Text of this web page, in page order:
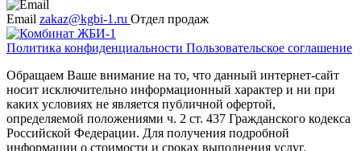
Email zakaz@kgbi-1.ru Отдел продаж
Политика конфиденциальности Пользовательское соглашение
Обращаем Ваше внимание на то, что данный интернет-сайт
носит исключительно информационный характер и ни при
каких условиях не является публичной офертой,
определяемой положениями ч. 2 ст. 437 Гражданского кодекса
Российской Федерации. Для получения подробной
информации о стоимости и сроках выполнения услуг,